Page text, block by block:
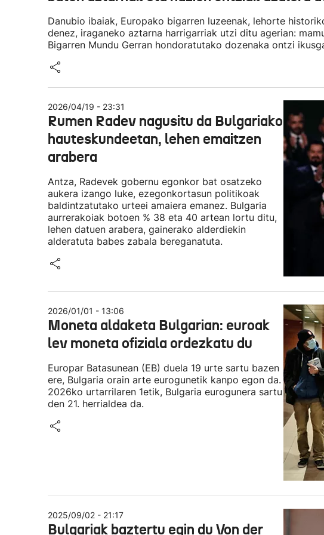
Danubio ibaiak, Europako bigarren luzeenak, lehorte
denez, iraganeko aztarna harrigarriak utzi ditu agerian:
Bigarren Mundu Gerran hondoratutako dozenaka ontzi
2026/04/19 - 23:31
Rumen Radev nagusitu da Bulgariako
hauteskundeetan, lehen emaitzen
arabera
Antza, Radevek gobernu egonkor bat osatzeko
aukera izango luke, ezegonkortasun politikoak
baldintzatutako urteei amaiera emanez. Bulgaria
aurrerakoiak botoen % 38 eta 40 artean lortu ditu,
lehen datuen arabera, gainerako alderdiekin
alderatuta babes zabala bereganatuta.
2026/01/01 - 13:06
Moneta aldaketa Bulgarian: euroak
lev moneta ofiziala ordezkatu du
Europar Batasunean (EB) duela 19 urte sartu bazen
ere, Bulgaria orain arte eurogunetik kanpo egon da.
2026ko urtarrilaren 1etik, Bulgaria eurogunera sartu
den 21. herrialdea da.
2025/09/02 - 21:17
Bulgariak baztertu egin du Von der